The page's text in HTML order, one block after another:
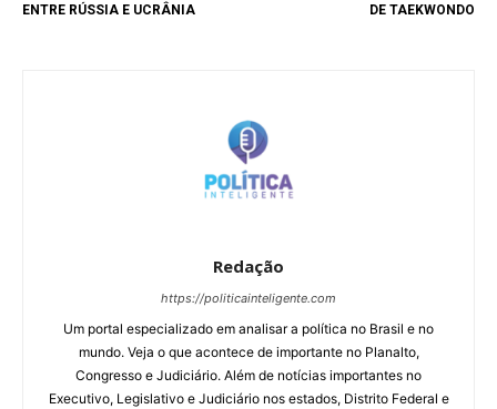
ENTRE RÚSSIA E UCRÂNIA
DE TAEKWONDO
Redação
https://politicainteligente.com
Um portal especializado em analisar a política no Brasil e no
mundo. Veja o que acontece de importante no Planalto,
Congresso e Judiciário. Além de notícias importantes no
Executivo, Legislativo e Judiciário nos estados, Distrito Federal e